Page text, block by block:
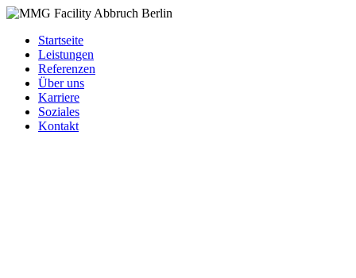
Startseite
Leistungen
Referenzen
Über uns
Karriere
Soziales
Kontakt